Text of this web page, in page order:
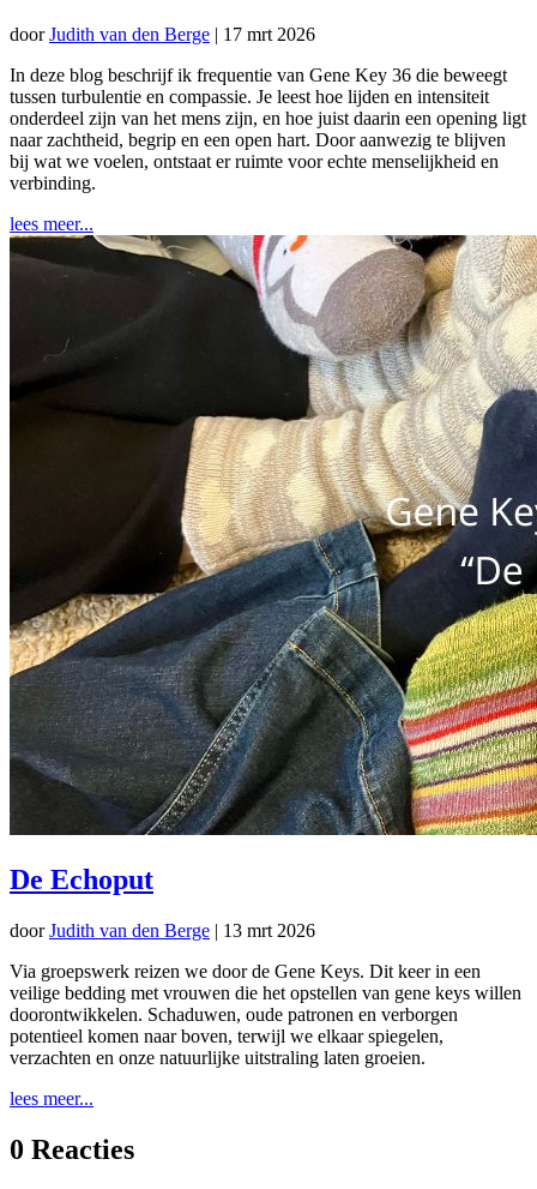
doorJudith van den Berge | 17 mrt 2026
In deze blog beschrijf ik frequentie van Gene Key 36 die beweegt
tussen turbulentie en compassie. Je leest hoe lijden en intensiteit
onderdeel zijn van het mens zijn, en hoe juist daarin een opening ligt
naar zachtheid, begrip en een open hart. Door aanwezig te blijven
bij wat we voelen, ontstaat er ruimte voor echte menselijkheid en
verbinding.
lees meer...
De Echoput
doorJudith van den Berge | 13 mrt 2026
Via groepswerk reizen we door de Gene Keys. Dit keer in een
veilige bedding met vrouwen die het opstellen van gene keys willen
doorontwikkelen. Schaduwen, oude patronen en verborgen
potentieel komen naar boven, terwijl we elkaar spiegelen,
verzachten en onze natuurlijke uitstraling laten groeien.
lees meer...
0 Reacties